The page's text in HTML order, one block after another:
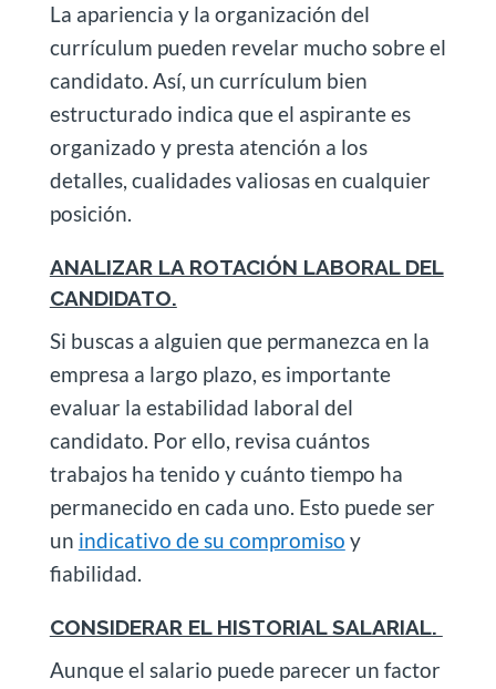
La apariencia y la organización del
currículum pueden revelar mucho sobre el
candidato. Así, un currículum bien
estructurado indica que el aspirante es
organizado y presta atención a los
detalles, cualidades valiosas en cualquier
posición.
ANALIZAR LA ROTACIÓN LABORAL DEL
CANDIDATO.
Si buscas a alguien que permanezca en la
empresa a largo plazo, es importante
evaluar la estabilidad laboral del
candidato. Por ello, revisa cuántos
trabajos ha tenido y cuánto tiempo ha
permanecido en cada uno. Esto puede ser
un indicativo de su compromiso y
fiabilidad.
CONSIDERAR EL HISTORIAL SALARIAL.
Aunque el salario puede parecer un factor